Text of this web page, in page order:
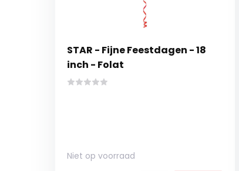
STAR - Fijne Feestdagen - 18
inch - Folat
Niet op voorraad